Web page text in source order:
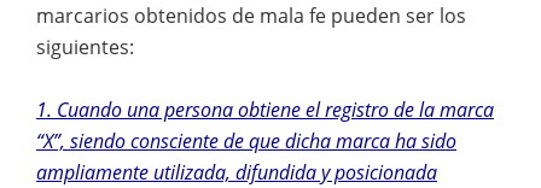
marcarios obtenidos de mala fe pueden ser los
siguientes:
1. Cuando una persona obtiene el registro de la marca
“X”, siendo consciente de que dicha marca ha sido
ampliamente utilizada, difundida y posicionada